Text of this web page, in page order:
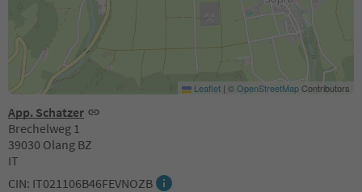
App. Schatzer
Brechelweg 1
39030 Olang BZ
IT
CIN: IT021106B46FEVNOZB
Leaflet | ©OpenStreetMapContributors